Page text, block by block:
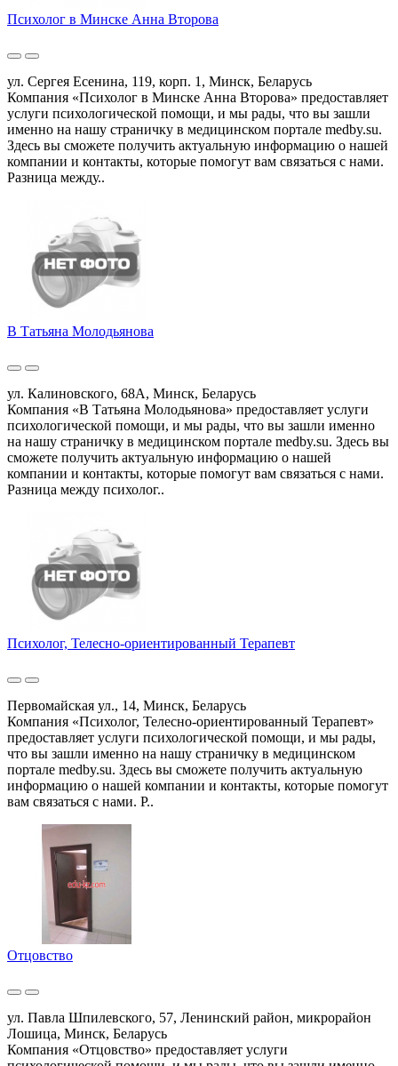
Психолог в Минске Анна Второва
ул. Сергея Есенина, 119, корп. 1, Минск, Беларусь
Компания «Психолог в Минске Анна Второва» предоставляет
услуги психологической помощи, и мы рады, что вы зашли
именно на нашу страничку в медицинском портале medby.su.
Здесь вы сможете получить актуальную информацию о нашей
компании и контакты, которые помогут вам связаться с нами.
Разница между..
В Татьяна Молодьянова
ул. Калиновского, 68А, Минск, Беларусь
Компания «В Татьяна Молодьянова» предоставляет услуги
психологической помощи, и мы рады, что вы зашли именно
на нашу страничку в медицинском портале medby.su. Здесь вы
сможете получить актуальную информацию о нашей
компании и контакты, которые помогут вам связаться с нами.
Разница между психолог..
Психолог, Телесно-ориентированный Терапевт
Первомайская ул., 14, Минск, Беларусь
Компания «Психолог, Телесно-ориентированный Терапевт»
предоставляет услуги психологической помощи, и мы рады,
что вы зашли именно на нашу страничку в медицинском
портале medby.su. Здесь вы сможете получить актуальную
информацию о нашей компании и контакты, которые помогут
вам связаться с нами. Р..
Отцовство
ул. Павла Шпилевского, 57, Ленинский район, микрорайон
Лошица, Минск, Беларусь
Компания «Отцовство» предоставляет услуги